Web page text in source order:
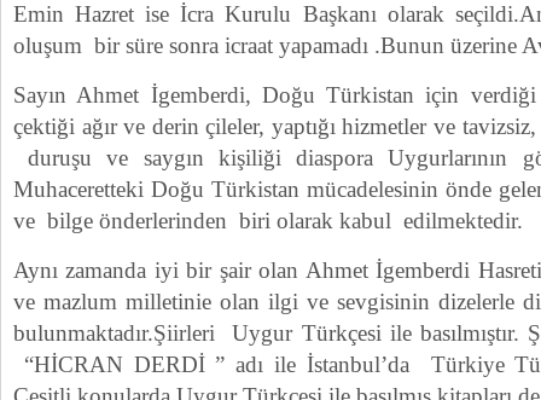
Emin Hazret ise İcra Kurulu Başkanı olarak
oluşum bir süre sonra icraat yapamadı .Bunun üzerine
Sayın Ahmet İgemberdi, Doğu Türkistan için
çektiği ağır ve derin çileler, yaptığı hizmetler ve
duruşu ve saygın kişiliği diaspora Uygurlarının
Muhaceretteki Doğu Türkistan mücadelesinin önde
ve bilge önderlerinden biri olarak kabul edilmektedir.
Aynı zamanda iyi bir şair olan Ahmet İgemberdi
ve mazlum milletinie olan ilgi ve sevgisinin dizelerle
bulunmaktadır.Şiirleri Uygur Türkçesi ile
“HİCRAN DERDİ ” adı ile İstanbul’da Türkiye